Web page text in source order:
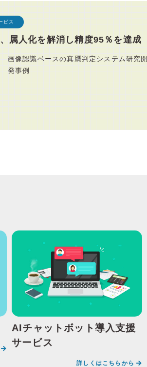
ビス
属人化を解消し精度95％を達成
画像認識ベースの真贋判定システム研究開
発事例
AIチャットボット導入支援
サービス
詳しくはこちらから